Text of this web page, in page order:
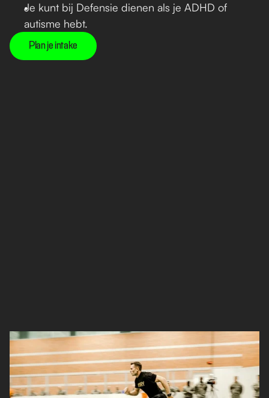
Je kunt bij Defensie dienen als je ADHD of
autisme hebt.
Plan je intake